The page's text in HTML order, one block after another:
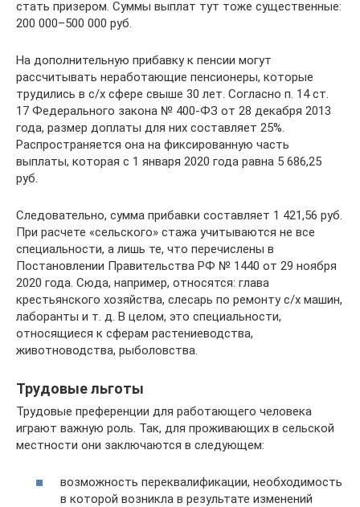
стать призером. Суммы выплат тут тоже существенные:
200 000–500 000 руб.
На дополнительную прибавку к пенсии могут
рассчитывать неработающие пенсионеры, которые
трудились в с/х сфере свыше 30 лет. Согласно п. 14 ст.
17 Федерального закона № 400-ФЗ от 28 декабря 2013
года, размер доплаты для них составляет 25%.
Распространяется она на фиксированную часть
выплаты, которая с 1 января 2020 года равна 5 686,25
руб.
Следовательно, сумма прибавки составляет 1 421,56 руб.
При расчете «сельского» стажа учитываются не все
специальности, а лишь те, что перечислены в
Постановлении Правительства РФ № 1440 от 29 ноября
2020 года. Сюда, например, относятся: глава
крестьянского хозяйства, слесарь по ремонту с/х машин,
лаборанты и т. д. В целом, это специальности,
относящиеся к сферам растениеводства,
животноводства, рыболовства.
Трудовые льготы
Трудовые преференции для работающего человека
играют важную роль. Так, для проживающих в сельской
местности они заключаются в следующем:
возможность переквалификации, необходимость
в которой возникла в результате изменений